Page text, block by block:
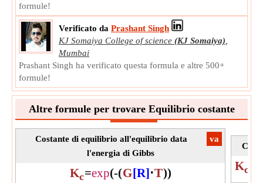
formule!
Verificato da Prashant Singh
KJ Somaiya College of science (KJ Somaiya)
Mumbai
Prashant Singh ha verificato questa formula e altre 500+
formule!
Altre formule per trovare Equilibrio costante
​va
Costante di equilibrio all'equilibrio data
l'energia di Gibbs
Kc=exp(-(G[R]⋅T)) Kc